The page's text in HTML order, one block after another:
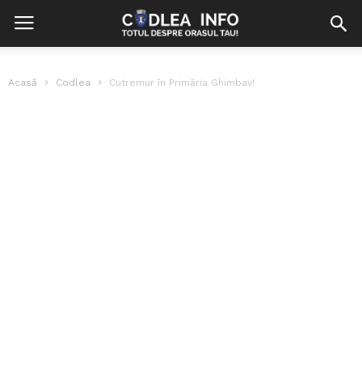
Acasă Codlea Cutremur în Primăria Ghimbav!